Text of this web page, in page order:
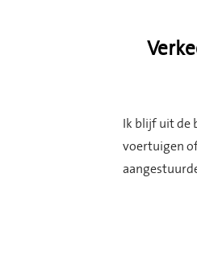
Ik blijf uit de
voertuigen